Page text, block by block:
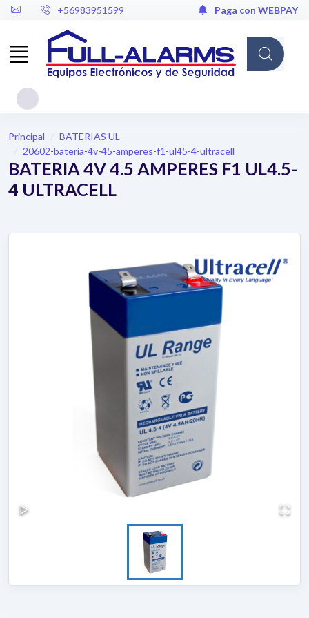
+56983951599 Paga con WEBPAY
Cargando...
Principal
BATERIAS UL
20602-bateria-4v-45-amperes-f1-ul45-4-ultracell
BATERIA 4V 4.5 AMPERES F1 UL4.5-
4 ULTRACELL